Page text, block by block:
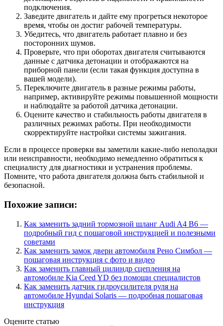
подключения.
Заведите двигатель и дайте ему прогреться некоторое
время, чтобы он достиг рабочей температуры.
Убедитесь, что двигатель работает плавно и без
посторонних шумов.
Проверьте, что при оборотах двигателя считываются
данные с датчика детонации и отображаются на
приборной панели (если такая функция доступна в
вашей модели).
Переключите двигатель в разные режимы работы,
например, активируйте режимы повышенной мощности
и наблюдайте за работой датчика детонации.
Оцените качество и стабильность работы двигателя в
различных режимах работы. При необходимости
скорректируйте настройки системы зажигания.
Если в процессе проверки вы заметили какие-либо неполадки
или неисправности, необходимо немедленно обратиться к
специалисту для диагностики и устранения проблемы.
Помните, что работа двигателя должна быть стабильной и
безопасной.
Похожие записи:
Как заменить задний тормозной шланг Audi A4 B6 —
подробный гид с пошаговой инструкцией и полезными
советами
Как заменить замок двери автомобиля Рено Симбол —
пошаговая инструкция с фото и видео
Как заменить главный цилиндр сцепления на
автомобиле Kia Ceed YD без помощи специалистов
Как заменить датчик гидроусилителя руля на
автомобиле Hyundai Solaris — подробная пошаговая
инструкция
Оцените статью